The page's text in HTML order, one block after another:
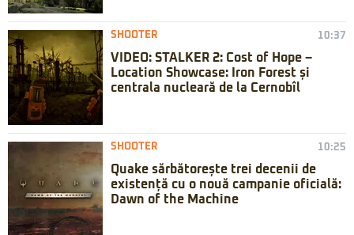
SHOOTER 10:37
VIDEO: STALKER 2: Cost of Hope –
Location Showcase: Iron Forest și
centrala nucleară de la Cernobîl
SHOOTER 10:25
Quake sărbătorește trei decenii de
existență cu o nouă campanie oficială:
Dawn of the Machine